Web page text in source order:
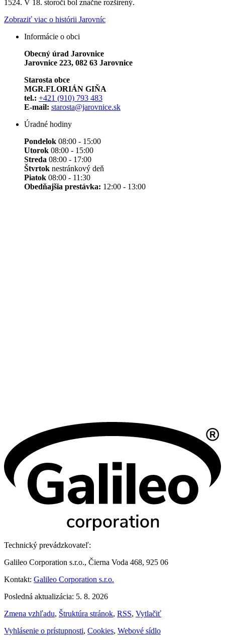
1524. V 18. storočí bol značne rozšírený.
Zobraziť viac o histórii Jarovníc
Informácie o obci
Obecný úrad Jarovnice
Jarovnice 223, 082 63 Jarovnice
Starosta obce
MGR.FLORIÁN GIŇA
tel.: +421 (910) 793 483
E-mail: starosta@jarovnice.sk
Úradné hodiny
Pondelok 08:00 - 15:00
Utorok 08:00 - 15:00
Streda 08:00 - 17:00
Štvrtok nestránkový deň
Piatok 08:00 - 11:30
Obedňajšia prestávka: 12:00 - 13:00
Technický prevádzkovateľ:
Galileo Corporation s.r.o., Čierna Voda 468, 925 06
Kontakt: Galileo Corporation s.r.o.
Posledná aktualizácia: 5. 8. 2026
Zmena vzhľadu, Štruktúra stránok, RSS, Vytlačiť
Vyhlásenie o prístupnosti, Cookies, Webové sídlo